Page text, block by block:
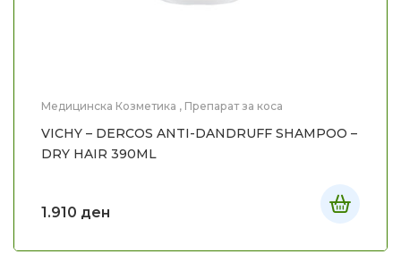
Медицинска Козметика , Препарат за коса
VICHY – DERCOS ANTI-DANDRUFF SHAMPOO –
DRY HAIR 390ML
1.910 ден